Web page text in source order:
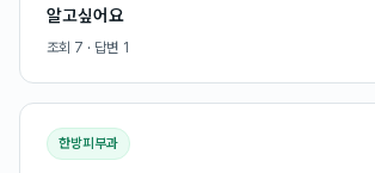
알고싶어요
조회 7 · 답변 1
한방피부과